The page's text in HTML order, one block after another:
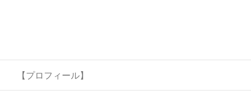
【プロフィール】